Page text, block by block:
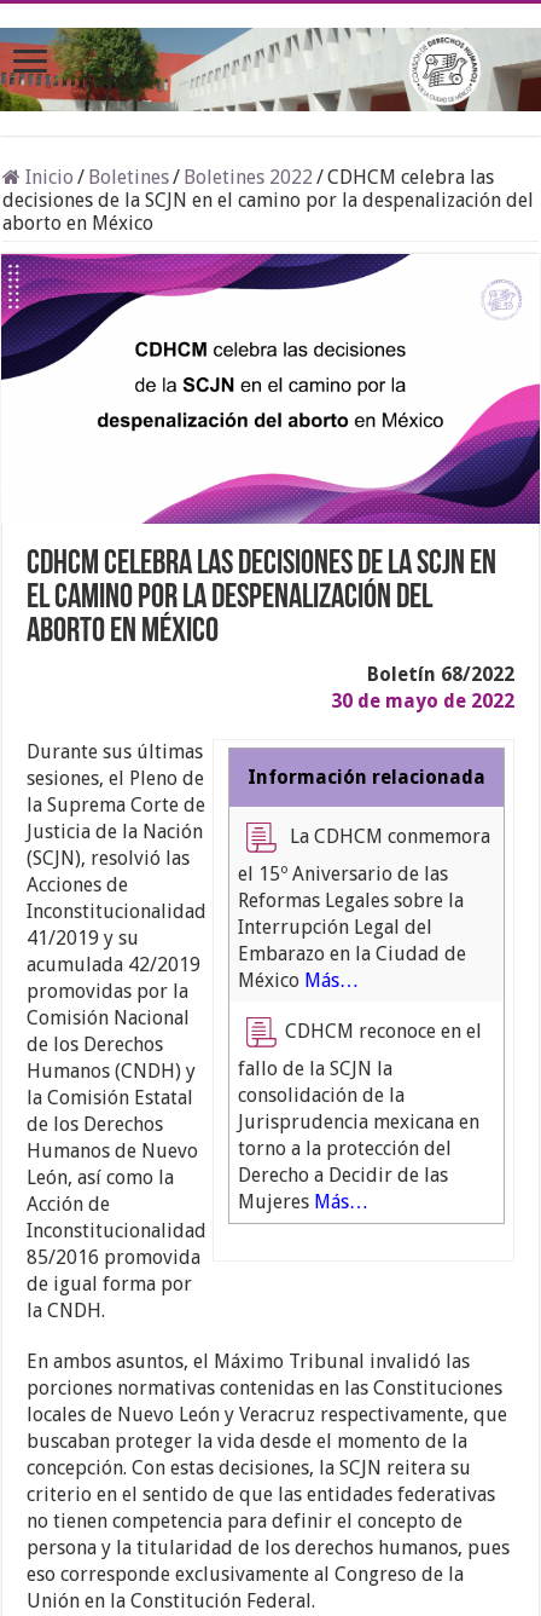
Inicio / Boletines/ Boletines 2022 /CDHCM celebra las
decisiones de la SCJN en el camino por la despenalización del
aborto en México
CDHCM celebra las decisiones de la SCJN en
el camino por la despenalización del
aborto en México
Boletín 68/2022
30 de mayo de 2022
Información relacionada
La CDHCM conmemora
el 15º Aniversario de las
Reformas Legales sobre la
Interrupción Legal del
Embarazo en la Ciudad de
México Más…
CDHCM reconoce en el
fallo de la SCJN la
consolidación de la
Jurisprudencia mexicana en
torno a la protección del
Derecho a Decidir de las
Mujeres Más…
Durante sus últimas
sesiones, el Pleno de
la Suprema Corte de
Justicia de la Nación
(SCJN), resolvió las
Acciones de
Inconstitucionalidad
41/2019 y su
acumulada 42/2019
promovidas por la
Comisión Nacional
de los Derechos
Humanos (CNDH) y
la Comisión Estatal
de los Derechos
Humanos de Nuevo
León, así como la
Acción de
Inconstitucionalidad
85/2016 promovida
de igual forma por
la CNDH.
En ambos asuntos, el Máximo Tribunal invalidó las
porciones normativas contenidas en las Constituciones
locales de Nuevo León y Veracruz respectivamente, que
buscaban proteger la vida desde el momento de la
concepción. Con estas decisiones, la SCJN reitera su
criterio en el sentido de que las entidades federativas
no tienen competencia para definir el concepto de
persona y la titularidad de los derechos humanos, pues
eso corresponde exclusivamente al Congreso de la
Unión en la Constitución Federal.